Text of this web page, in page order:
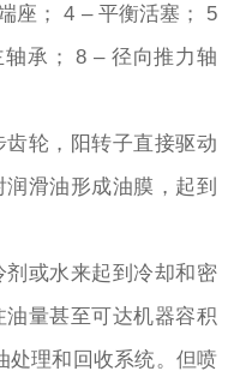
座； 4 – 平衡活塞； 5
承； 8 – 径向推力轴
轮，阳转子直接驱动
滑油形成油膜，起到
或水来起到冷却和密
量甚至可达机器容积
处理和回收系统。但喷